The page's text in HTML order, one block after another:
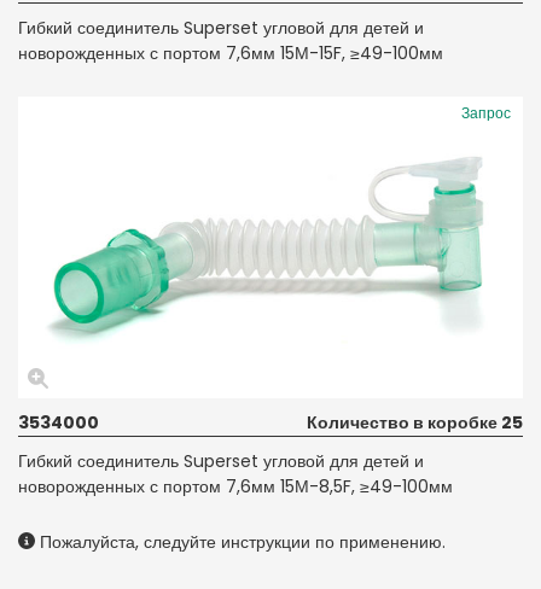
Гибкий соединитель Superset угловой для детей и
новорожденных с портом 7,6мм 15М-15F, ≥49-100мм
Запрос
3534000
Количество в коробке 25
Гибкий соединитель Superset угловой для детей и
новорожденных с портом 7,6мм 15М-8,5F, ≥49-100мм
Пожалуйста, следуйте инструкции по применению.